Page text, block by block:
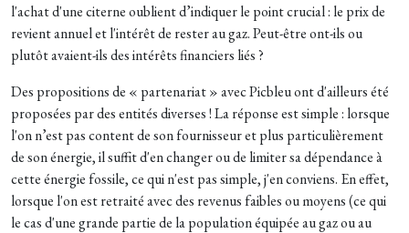
l'achat d'une citerne oublient d’indiquer le point crucial : le prix de
revient annuel et l'intérêt de rester au gaz. Peut-être ont-ils ou
plutôt avaient-ils des intérêts financiers liés ?
Des propositions de « partenariat » avec Picbleu ont d'ailleurs été
proposées par des entités diverses ! La réponse est simple : lorsque
l'on n’est pas content de son fournisseur et plus particulièrement
de son énergie, il suffit d'en changer ou de limiter sa dépendance à
cette énergie fossile, ce qui n'est pas simple, j'en conviens. En effet,
lorsque l'on est retraité avec des revenus faibles ou moyens (ce qui
le cas d'une grande partie de la population équipée au gaz ou au